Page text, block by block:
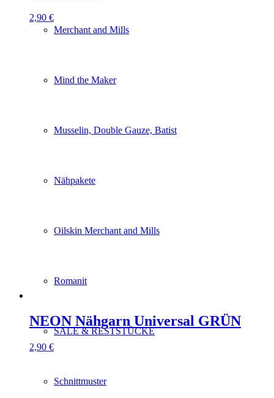
Merchant and Mills
Mind the Maker
Musselin, Double Gauze, Batist
Nähpakete
Oilskin Merchant and Mills
Romanit
SALE & RESTSTÜCKE
Schnittmuster
2,90 €
NEON Nähgarn Universal GRÜN
2,90 €